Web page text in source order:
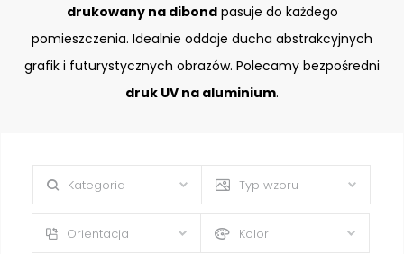
drukowany na dibondpasuje do każdego
pomieszczenia. Idealnie oddaje ducha abstrakcyjnych
grafik i futurystycznych obrazów. Polecamy bezpośredni
druk UV na aluminium.
Kategoria Typ wzoru
Orientacja Kolor